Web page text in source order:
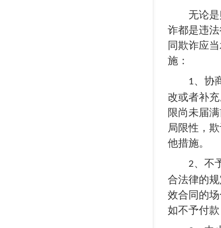
无论是购
诈都是违
同欺诈应
施：
1、协
改或者补
限尚未届
局限性，
他措施。
2、不
合法律的
效合同的
如不予付